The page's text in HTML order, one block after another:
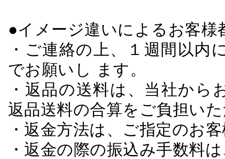
●イメージ違いによるお客
・ご連絡の上、１週間以
でお願いし ます。
・返品の送料は、当社か
返品送料の合算をご負担い
・返金方法は、ご指定のお
・返金の際の振込み手数料